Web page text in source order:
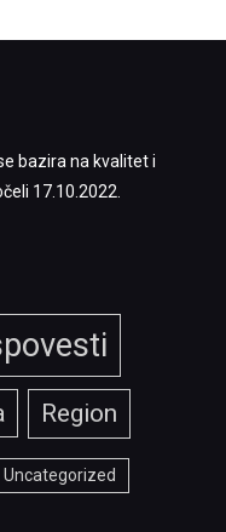
bazira na kvalitet i
17.10.2022.
Region
Uncategorized